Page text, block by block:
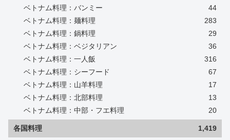
ベトナム料理：バンミー
44
ベトナム料理：麺料理
283
ベトナム料理：鍋料理
29
ベトナム料理：ベジタリアン
36
ベトナム料理：一人飯
316
ベトナム料理：シーフード
67
ベトナム料理：山羊料理
17
ベトナム料理：北部料理
13
ベトナム料理：中部・フエ料理
20
各国料理 1,419